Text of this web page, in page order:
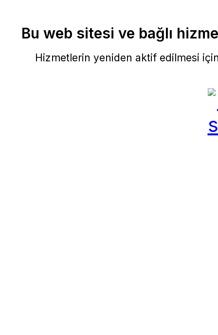
Bu web sitesi ve bağlı
Hizmetlerin yeniden aktif edilmesi